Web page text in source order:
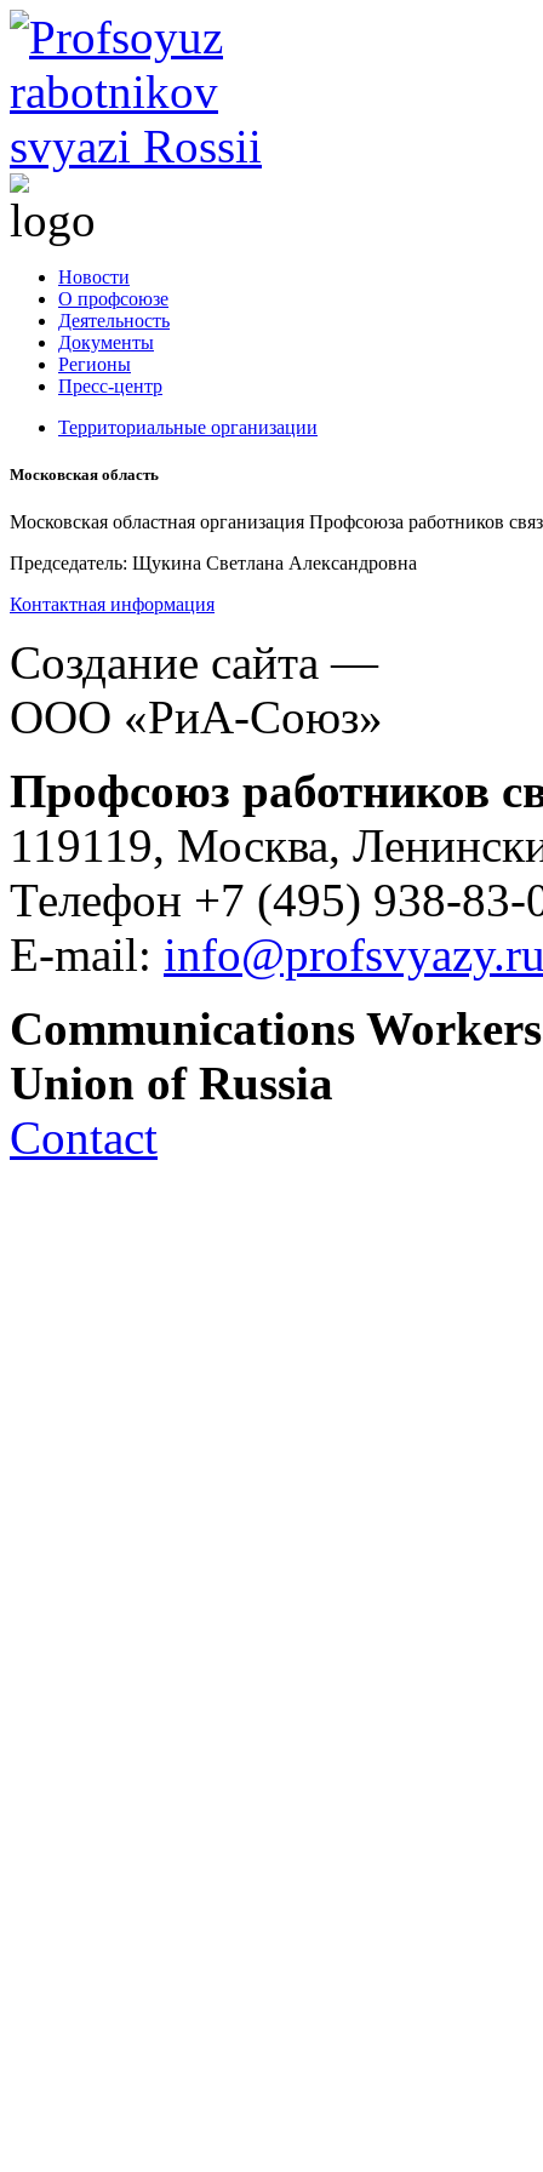
Новости
О профсоюзе
Деятельность
Документы
Регионы
Пресс-центр
Территориальные организации
Московская область
Московская областная организация Профсоюза работников
Председатель: Щукина Светлана Александровна
Контактная информация
Создание сайта —
ООО «РиА-Союз»
Профсоюз работников
119119, Москва,
Телефон +7 (495) 938-
E-mail:
Communications Workers
Union of Russia
Contact